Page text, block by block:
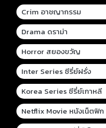
Crim อาชญากรรม
Drama ดราม่า
Horror สยองขวัญ
Inter Series ซีรี่ย์ฝรั่ง
Korea Series ซีรี่ย์เกาหลี
Netflix Movie หนังเน็ตฟิก